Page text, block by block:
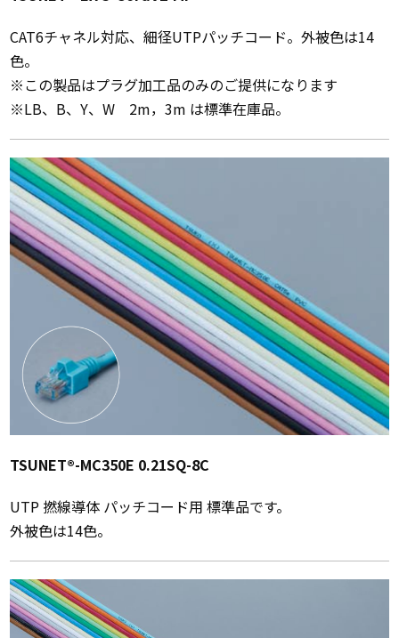
CAT6チャネル対応、細径UTPパッチコード。外被色は14
色。
※この製品はプラグ加工品のみのご提供になります
※LB、B、Y、W 2m，3m は標準在庫品。
TSUNET®-MC350E 0.21SQ-8C
UTP 撚線導体 パッチコード用 標準品です。
外被色は14色。